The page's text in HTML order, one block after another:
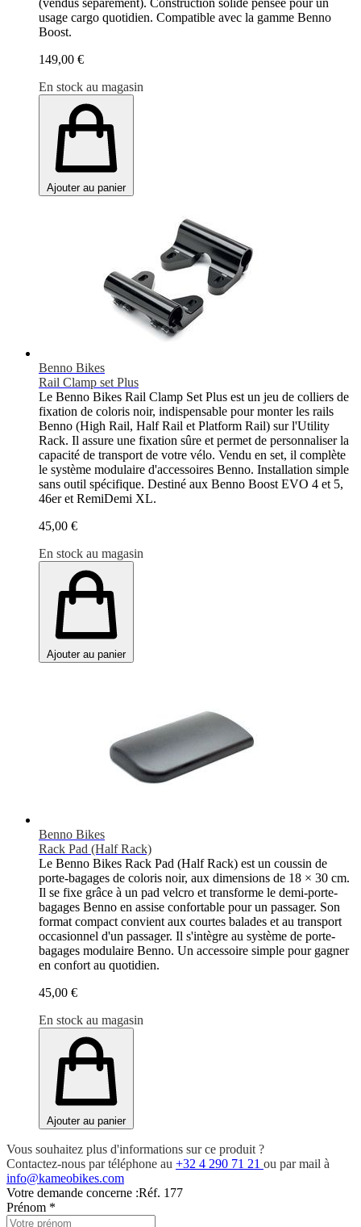
usage cargo quotidien. Compatible avec la gamme Benno
Boost.
149,00 €
En stock au magasin
Ajouter au panier
Benno Bikes
Rail Clamp set Plus
Le Benno Bikes Rail Clamp Set Plus est un jeu de colliers de
fixation de coloris noir, indispensable pour monter les rails
Benno (High Rail, Half Rail et Platform Rail) sur l'Utility
Rack. Il assure une fixation sûre et permet de personnaliser la
capacité de transport de votre vélo. Vendu en set, il complète
le système modulaire d'accessoires Benno. Installation simple
sans outil spécifique. Destiné aux Benno Boost EVO 4 et 5,
46er et RemiDemi XL.
45,00 €
En stock au magasin
Ajouter au panier
Benno Bikes
Rack Pad (Half Rack)
Le Benno Bikes Rack Pad (Half Rack) est un coussin de
porte-bagages de coloris noir, aux dimensions de 18 × 30 cm.
Il se fixe grâce à un pad velcro et transforme le demi-porte-
bagages Benno en assise confortable pour un passager. Son
format compact convient aux courtes balades et au transport
occasionnel d'un passager. Il s'intègre au système de porte-
bagages modulaire Benno. Un accessoire simple pour gagner
en confort au quotidien.
45,00 €
En stock au magasin
Ajouter au panier
Vous souhaitez plus d'informations sur ce produit ?
Contactez-nous par téléphone au +32 4 290 71 21 ou par mail à
info@kameobikes.com
Votre demande concerne :Réf. 177
Prénom *